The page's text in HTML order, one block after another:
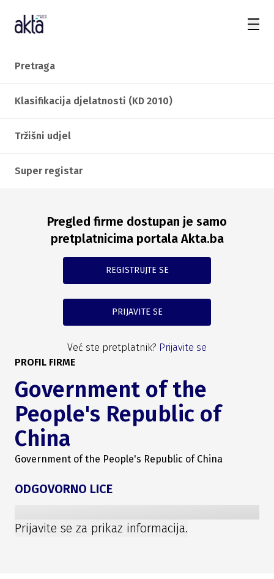
Pretraga
Klasifikacija djelatnosti (KD 2010)
Tržišni udjel
Super registar
Pregled firme dostupan je samo
pretplatnicima portala Akta.ba
REGISTRUJTE SE
PRIJAVITE SE
Već ste pretplatnik? Prijavite se
PROFIL FIRME
Government of the
People's Republic of
China
Government of the People's Republic of China
ODGOVORNO LICE
Prijavite se za prikaz informacija.